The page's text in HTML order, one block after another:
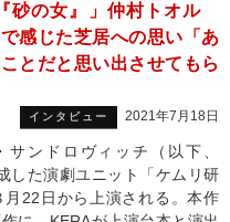
砂の女』」仲村トオル
感じた芝居への思い「あ
とだと思い出させてもら
インタビュー 2021年7月18日
ンドロヴィッチ（以下、
した演劇ユニット「ケムリ研
22日から上演される。本作